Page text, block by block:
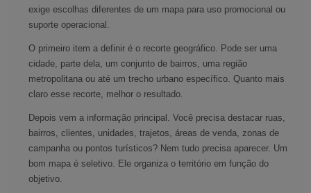
exige escolhas diferentes de um mapa para uso promocional ou
suporte operacional.
O primeiro item a definir é o recorte geográfico. Pode ser uma
cidade, parte dela, um conjunto de bairros, uma região
metropolitana ou até um trecho urbano específico. Quanto mais
claro esse recorte, melhor o resultado.
Depois vem a informação principal. Você precisa destacar ruas,
bairros, clientes, unidades, trajetos, áreas de venda, zonas de
campanha ou pontos turísticos? Nem tudo precisa aparecer. Um
bom mapa é seletivo. Ele organiza o território em função do
objetivo.